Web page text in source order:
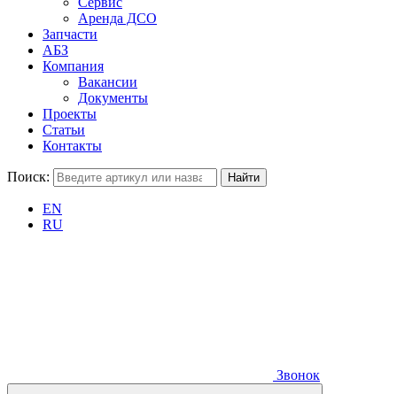
Аренда ДСО
Запчасти
АБЗ
Компания
Вакансии
Документы
Проекты
Статьи
Контакты
Поиск:
EN
RU
Звонок